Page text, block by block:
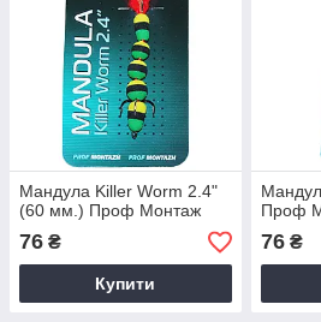
Мандула Killer Worm 2.4"
(60 мм.) Проф Монтаж
76 ₴
Купити
Проф
76₴